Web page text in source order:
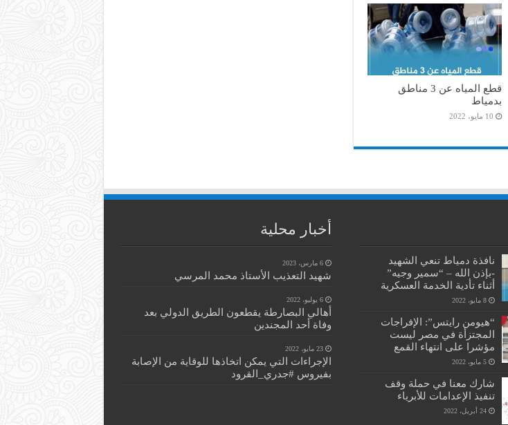
قطع المياه عن 3 مناطق
بدمياط
10 مايو، 2022
نافذة دمياط تنعي الشهيد
-بإذن الله – “سمير وجيه”
أثناء تأدية الخدمة العسكرية
8 مايو، 2022
“هيومن رايتس”: الإفراجات
المجتزأة في مصر ليست
مؤشرا على انتهاء القمع
5 مايو، 2022
شارك معنا في حملة وقف
تنفيذ الإعدامات للأبرياء
24 أبريل، 2022
أخبار محلية
6 مارس، 2023
شهيد التعذيب الأستاذ محمد المرسي
6 يوليو، 2022
أهالي البصارطة يقطعون الطريق الدولي بعد
وفاة أحد المجندين
23 مايو، 2022
الإجراءات التي يمكن اتخاذها للوقاية من الإصابة
بفيروس #جدري_القرود